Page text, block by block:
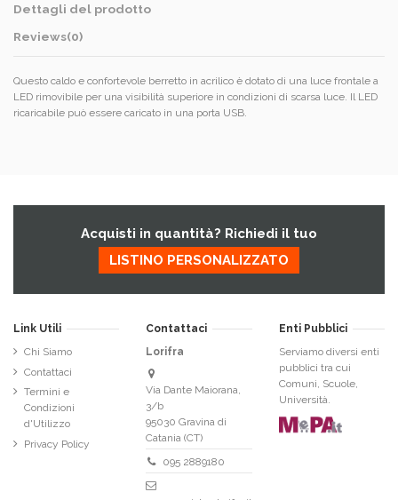
Dettagli del prodotto
Reviews(0)
Questo caldo e confortevole berretto in acrilico è dotato di una luce frontale a
LED rimovibile per una visibilità superiore in condizioni di scarsa luce. Il LED
ricaricabile può essere caricato in una porta USB.
Acquisti in quantità? Richiedi il tuo
LISTINO PERSONALIZZATO
Link Utili
Chi Siamo
Contattaci
Termini e
Condizioni
d'Utilizzo
Privacy Policy
Contattaci
Lorifra
Via Dante Maiorana,
3/b
95030 Gravina di
Catania (CT)
095 2889180
Enti Pubblici
Serviamo diversi enti
pubblici tra cui
Comuni, Scuole,
Università.